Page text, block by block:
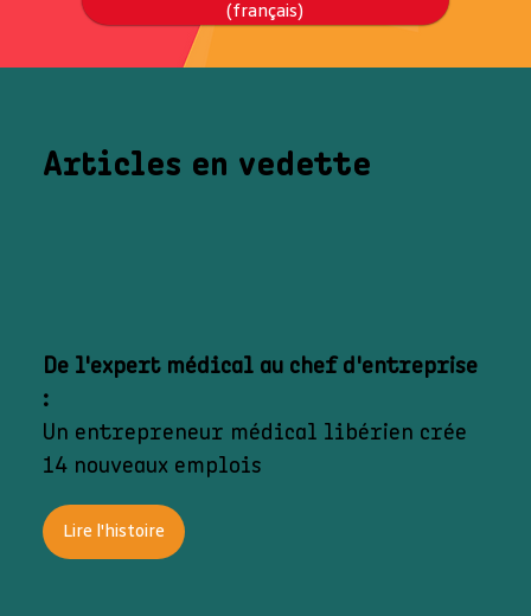
(français)
Articles en vedette
De l'expert médical au chef d'entreprise
:
Un entrepreneur médical libérien crée
14 nouveaux emplois
Lire l'histoire